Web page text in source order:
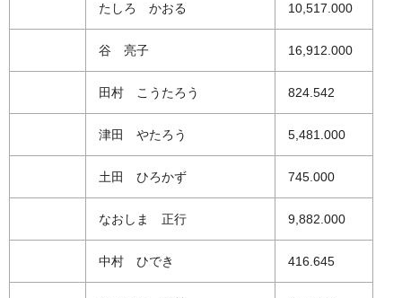
たしろ かおる 10,517.000
谷 亮子 16,912.000
田村 こうたろう 824.542
津田 やたろう 5,481.000
土田 ひろかず 745.000
なおしま 正行 9,882.000
中村 ひでき 416.645